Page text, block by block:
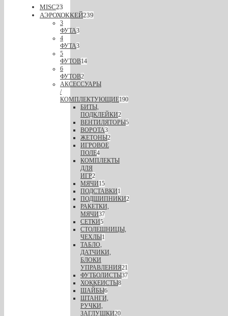
MISC23
АЭРОХОККЕЙ239
3
ФУТА3
4
ФУТА3
5
ФУТОВ14
6
ФУТОВ2
АКСЕССУАРЫ
/
КОМПЛЕКТУЮЩИЕ190
БИТЫ,
ПОДКЛЕЙКИ2
ВЕНТИЛЯТОРЫ5
ВОРОТА3
ЖЕТОНЫ2
ИГРОВОЕ
ПОЛЕ4
КОМПЛЕКТЫ
ДЛЯ
ИГР2
МЯЧИ15
ПОДСТАВКИ1
ПОДШИПНИКИ2
РАКЕТКИ,
МЯЧИ37
СЕТКИ5
СТОЛЕШНИЦЫ,
ЧЕХЛЫ1
ТАБЛО,
ДАТЧИКИ,
БЛОКИ
УПРАВЛЕНИЯ21
ФУТБОЛИСТЫ37
ХОККЕИСТЫ8
ШАЙБЫ6
ШТАНГИ,
РУЧКИ,
ЗАГЛУШКИ20